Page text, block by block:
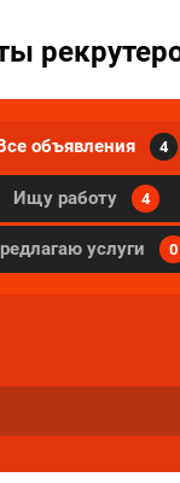
объявления 4
Ищу работу 4
услуги 0